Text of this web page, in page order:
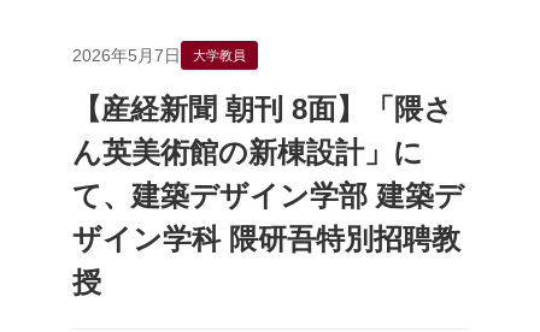
2026年5月7日 大学教員
【産経新聞 朝刊 8面】「隈さ
ん英美術館の新棟設計」に
て、建築デザイン学部 建築デ
ザイン学科 隈研吾特別招聘教
授